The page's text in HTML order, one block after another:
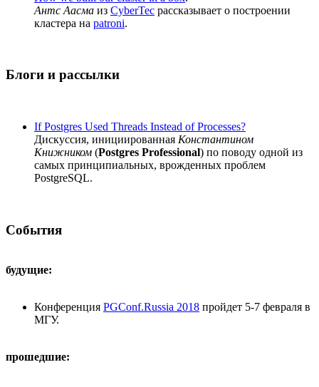
Антс Аасма из CyberTec рассказывает о построении
кластера на patroni.
Блоги и рассылки
If Postgres Used Threads Instead of Processes?
Дискуссия, инициированная Константином
Книжником (Postgres Professional) по поводу одной из
самых принципиальных, врожденных проблем
PostgreSQL.
События
будущие:
Конференция PGConf.Russia 2018 пройдет 5-7 февраля в
МГУ.
прошедшие: